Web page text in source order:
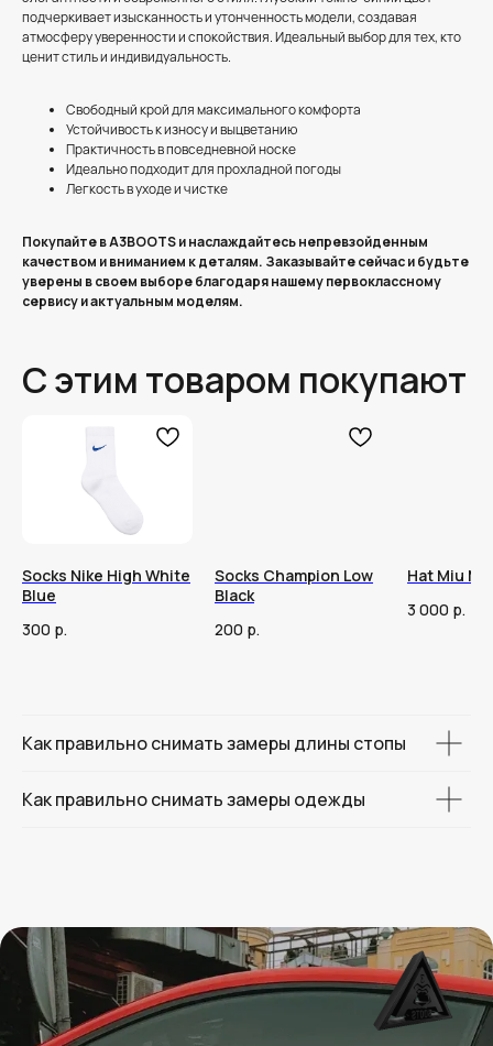
подчеркивает изысканность и утонченность модели, создавая
атмосферу уверенности и спокойствия. Идеальный выбор для тех, кто
ценит стиль и индивидуальность.
Свободный крой для максимального комфорта
Устойчивость к износу и выцветанию
Практичность в повседневной носке
Идеально подходит для прохладной погоды
Легкость в уходе и чистке
Покупайте в A3BOOTS и наслаждайтесь непревзойденным
качеством и вниманием к деталям. Заказывайте сейчас и будьте
уверены в своем выборе благодаря нашему первоклассному
сервису и актуальным моделям.
С этим товаром покупают
Socks Nike High White
Blue
300 р.
Socks Champion Low
Black
200 р.
Hat Miu
3 000 р.
Как правильно снимать замеры длины стопы
Как правильно снимать замеры одежды